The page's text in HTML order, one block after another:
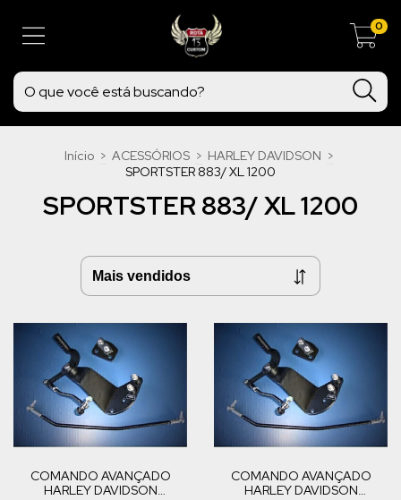
0
Início > ACESSÓRIOS > HARLEY DAVIDSON >
SPORTSTER 883/ XL 1200
SPORTSTER 883/ XL 1200
COMANDO AVANÇADO
HARLEY DAVIDSON
COMANDO AVANÇADO
HARLEY DAVIDSON